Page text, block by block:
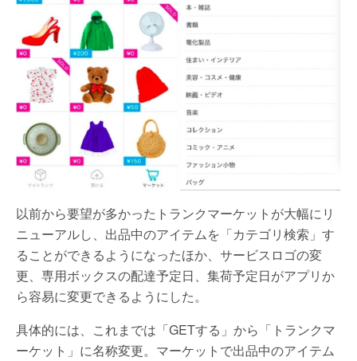
以前から要望が多かったトランクマーケットが大幅にリ
ニューアルし、出品中のアイテムを「カテゴリ検索」す
ることができるようになったほか、サービスロゴの変
更、専用ボックスの配達予定日、集荷予定日がアプリか
ら容易に変更できるようにした。
具体的には、これまでは「GETする」から「トランクマ
ーケット」に名称変更。マーケットで出品中のアイテム